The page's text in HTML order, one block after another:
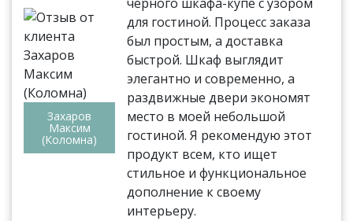
Захаров
Максим
(Коломна)
черного шкафа-купе с узором
для гостиной. Процесс заказа
был простым, а доставка
быстрой. Шкаф выглядит
элегантно и современно, а
раздвижные двери экономят
место в моей небольшой
гостиной. Я рекомендую этот
продукт всем, кто ищет
стильное и функциональное
дополнение к своему
интерьеру.